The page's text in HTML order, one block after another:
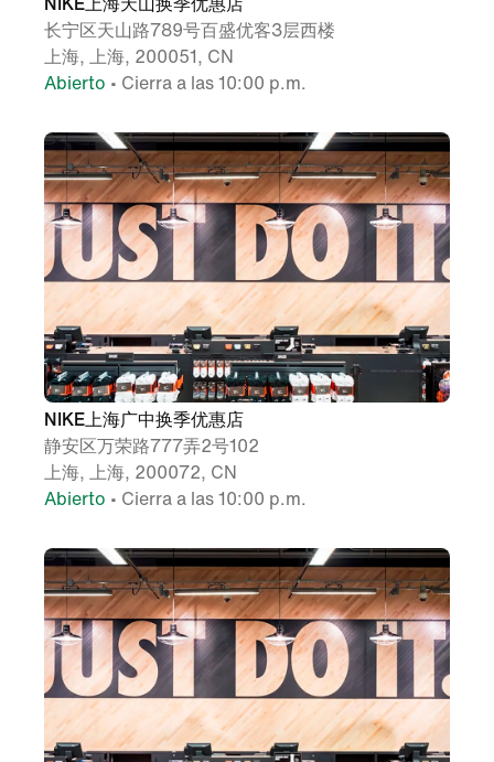
NIKE上海天山换季优惠店
长宁区天山路789号百盛优客3层西楼
上海, 上海, 200051, CN
Abierto • Cierra a las 10:00 p.m.
NIKE上海广中换季优惠店
静安区万荣路777弄2号102
上海, 上海, 200072, CN
Abierto • Cierra a las 10:00 p.m.